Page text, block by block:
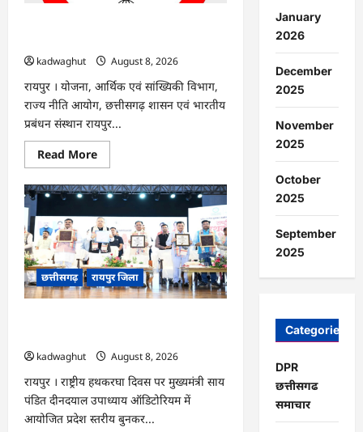
संदेश
…
kadwaghut
August 8, 2026
रायपुर । योजना, आर्थिक एवं सांख्यिकी विभाग,
राज्य नीति आयोग, छत्तीसगढ़ शासन एवं भारतीय
प्रबंधन संस्थान रायपुर...
Read MoreRead
more
CG
:
नीति
निर्माण
और
साक्ष्य-
आधारित
निर्णय
प्रणाली
को
छत्तीसगढ़ रायपुर जिला
kadwaghut
August 8, 2026
रायपुर । राष्ट्रीय हथकरघा दिवस पर मुख्यमंत्री साय
पंडित दीनदयाल उपाध्याय ऑडिटोरियम में
आयोजित प्रदेश स्तरीय बुनकर...
January
2026
December
2025
November
2025
October
2025
September
2025
Categories
DPR
छत्तीसगढ
समाचार